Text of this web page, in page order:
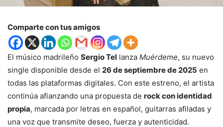
Comparte con tus amigos
El músico madrileño Sergio Tel lanza Muérdeme, su nuevo
single disponible desde el 26 de septiembre de 2025 en
todas las plataformas digitales. Con este estreno, el artista
continúa afianzando una propuesta de rock con identidad
propia, marcada por letras en español, guitarras afiladas y
una voz que transmite deseo, fuerza y autenticidad.